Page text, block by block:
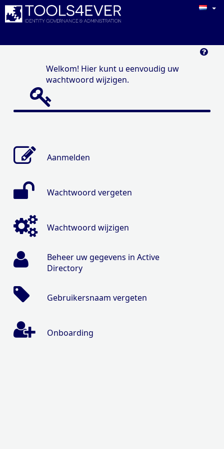
Welkom! Hier kunt u eenvoudig uw
wachtwoord wijzigen.
Aanmelden
Wachtwoord vergeten
Wachtwoord wijzigen
Beheer uw gegevens in Active
Directory
Gebruikersnaam vergeten
Onboarding